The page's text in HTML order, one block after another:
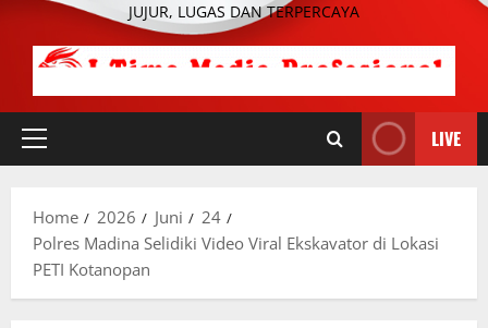
JUJUR, LUGAS DAN TERPERCAYA
Primary
LIVE
Home 2026 Juni
24
Polres Madina Selidiki Video Viral Ekskavator di Lokasi
PETI Kotanopan